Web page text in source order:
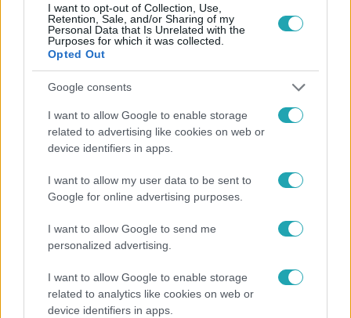
I want to opt-out of Collection, Use,
Retention, Sale, and/or Sharing of my
Personal Data that Is Unrelated with the
Purposes for which it was collected.
Opted Out
Google consents
I want to allow Google to enable storage
related to advertising like cookies on web or
device identifiers in apps.
I want to allow my user data to be sent to
Google for online advertising purposes.
I want to allow Google to send me
personalized advertising.
I want to allow Google to enable storage
related to analytics like cookies on web or
device identifiers in apps.
Népszerű